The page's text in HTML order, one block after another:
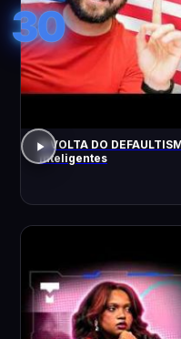
30
A VOLTA DO
inteligentes